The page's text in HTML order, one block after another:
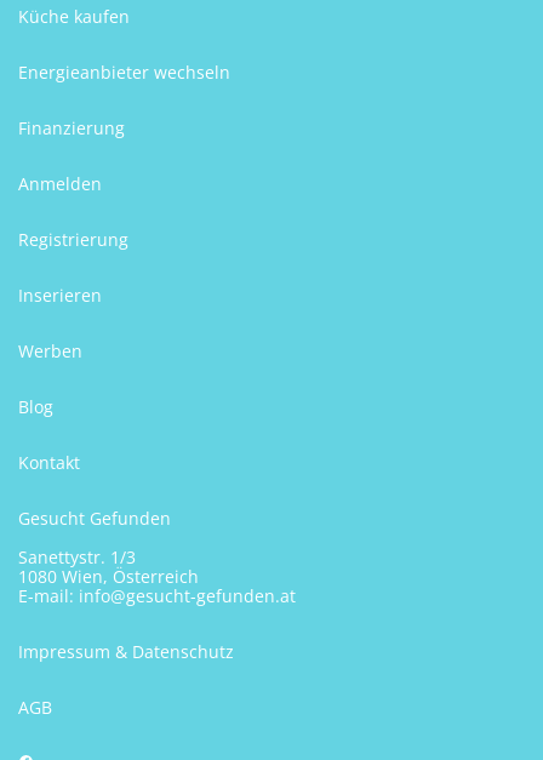
Küche kaufen
Energieanbieter wechseln
Finanzierung
Anmelden
Registrierung
Inserieren
Werben
Blog
Kontakt
Gesucht Gefunden
Sanettystr. 1/3
1080 Wien, Österreich
E-mail: info@gesucht-gefunden.at
Impressum & Datenschutz
AGB